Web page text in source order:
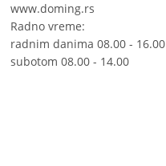
www.doming.rs
Radno vreme:
radnim danima 08.00 - 16.00
subotom 08.00 - 14.00